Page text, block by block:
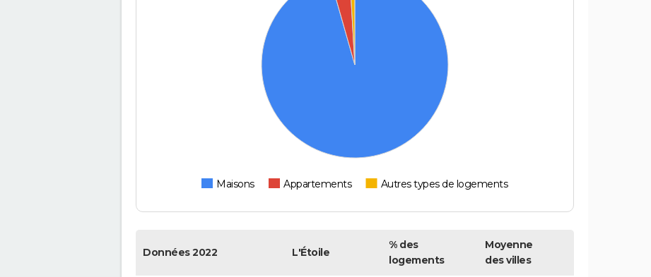
Maisons Appartements Autres types de logements
Données 2022 L'Étoile
% des
logements
Moyenne
des villes